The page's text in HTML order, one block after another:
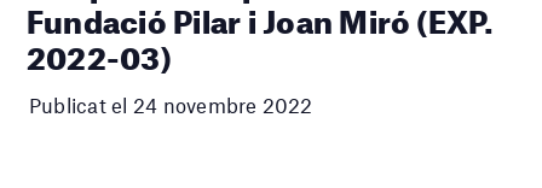
Fundació Pilar i Joan Miró (EXP.
2022-03)
Publicat el 24 novembre 2022